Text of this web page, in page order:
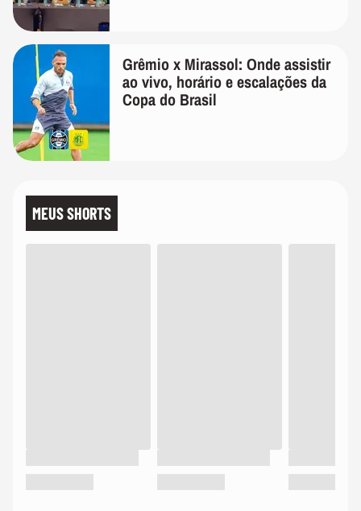
Grêmio x Mirassol: Onde assistir
ao vivo, horário e escalações da
Copa do Brasil
MEUS SHORTS